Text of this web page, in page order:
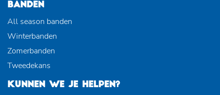
BANDEN
All season banden
Winterbanden
Zomerbanden
Tweedekans
KUNNEN WE JE HELPEN?